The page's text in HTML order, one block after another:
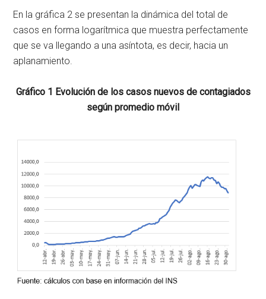
En la gráfica 2 se presentan la dinámica del total de
casos en forma logarítmica que muestra perfectamente
que se va llegando a una asíntota, es decir, hacia un
aplanamiento.
Gráfico 1 Evolución de los casos nuevos de contagiados
según promedio móvil